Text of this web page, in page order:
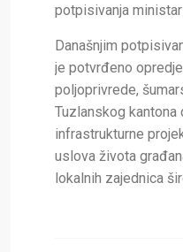
potpisivanja
Današnjim
je potvrđeno
poljoprivrede,
Tuzlanskog kantona
infrastrukturne
uslova života
lokalnih zajednica